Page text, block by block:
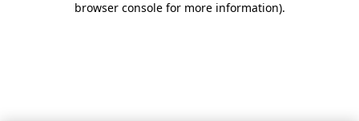
browser console for more information).